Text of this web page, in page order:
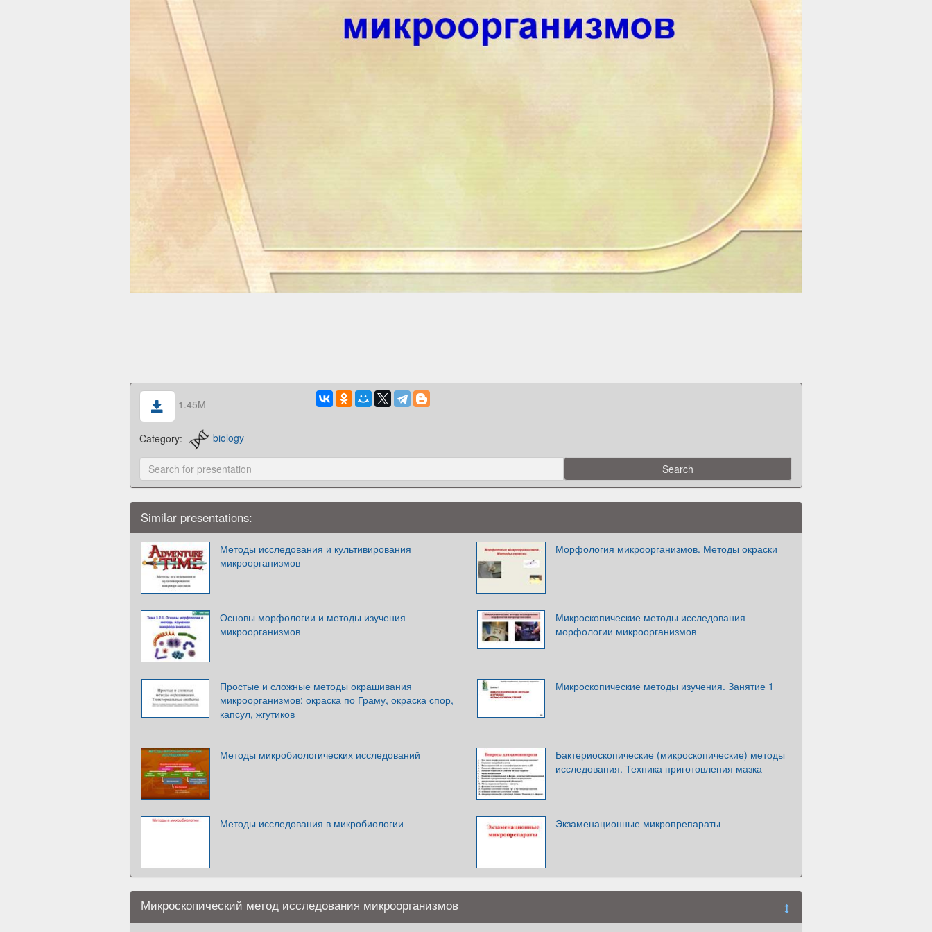
1.45M
Category: biology
Similar presentations:
Методы исследования и культивирования
микроорганизмов
Морфология микроорганизмов. Методы окраски
Основы морфологии и методы изучения
микроорганизмов
Микроскопические методы исследования
морфологии микроорганизмов
Простые и сложные методы окрашивания
микроорганизмов: окраска по Граму, окраска спор,
капсул, жгутиков
Микроскопические методы изучения. Занятие 1
Методы микробиологических исследований
Бактериоскопические (микроскопические) методы
исследования. Техника приготовления мазка
Методы исследования в микробиологии Экзаменационные микропрепараты
Микроскопический метод исследования микроорганизмов